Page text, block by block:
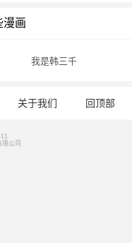
漫画
我是韩三千
关于我们 回顶部
公司